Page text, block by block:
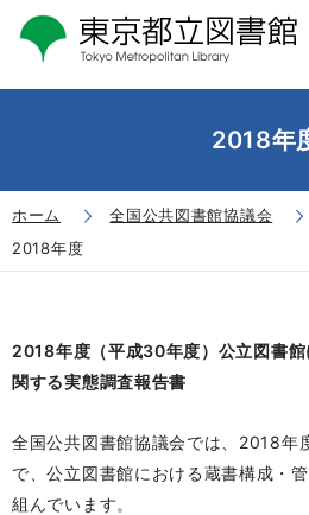
2018年
ホーム 全国公共図書館協議会
2018年度
2018年度（平成30年度）公立図書
関する実態調査報告書
全国公共図書館協議会では、2018年
で、公立図書館における蔵書構成・
組んでいます。